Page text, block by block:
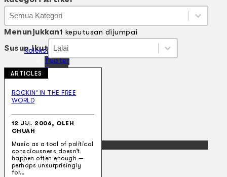
Koleksi Kami
Teater
Tarian
Artikel
Sejarah Lisan
Mengenai Kami
Hubungi Kami
BM
EN
Kategori Artikel
Kategori Artikel
Kategori Artikel
Menunjukkan1 keputusan dijumpai
Susun ikut Susun ikut
Susun ikut
Susun ikut
ARTICLES
ROCKIN’ IN THE FREE
WORLD
12 JUL 2006, OLEH
CHUAH
Music as a tool of political
consciousness doesn’t
happen often enough —
perhaps unsurprisingly
for…